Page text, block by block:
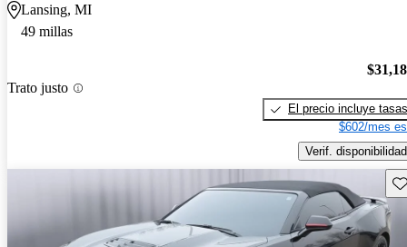
Lansing, MI
49 millas
Trato justo
El precio incluye tasas
$602/mes
Verif. disponibilidad